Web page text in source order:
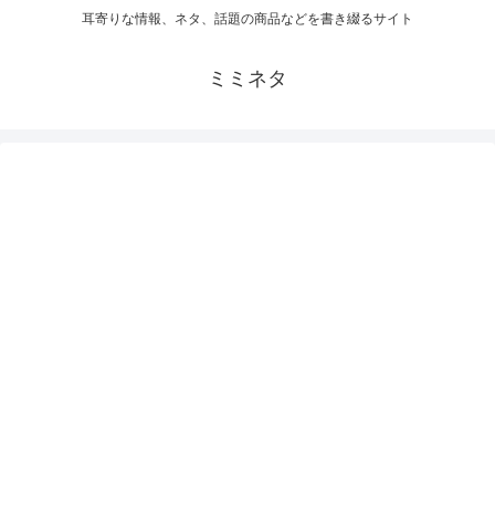
耳寄りな情報、ネタ、話題の商品などを書き綴るサイト
ミミネタ